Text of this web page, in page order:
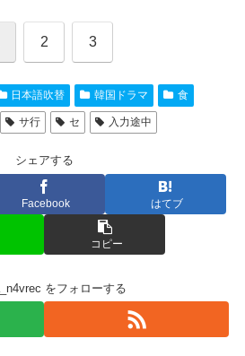
2 3
日本語吹替 韓国ドラマ 食
サ行 セ 入力途中
シェアする
Facebook はてブ
コピー
をフォローする